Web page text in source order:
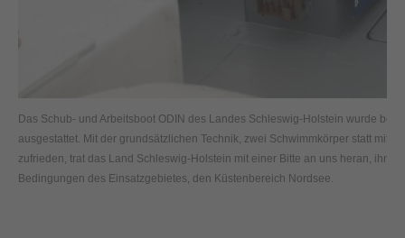
Das Schub- und Arbeitsboot ODIN des Landes Schleswig-Holstein wurde
ausgestattet. Mit der grundsätzlichen Technik, zwei Schwimmkörper statt mit
zufrieden, trat das Land Schleswig-Holstein mit einer Bitte an uns heran,
Bedingungen des Einsatzgebietes, den Küstenbereich Nordsee.